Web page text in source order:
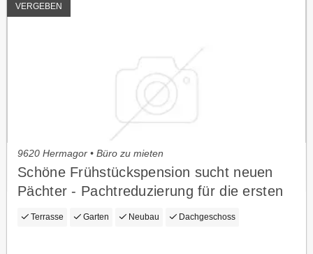
VERGEBEN
9620 Hermagor • Büro zu mieten
Schöne Frühstückspension sucht neuen
Pächter - Pachtreduzierung für die ersten
Saison !
Terrasse Garten Neubau Dachgeschoss